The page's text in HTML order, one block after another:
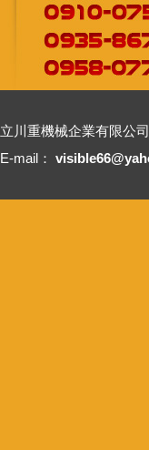
立川重機械企業有限公
E-mail：